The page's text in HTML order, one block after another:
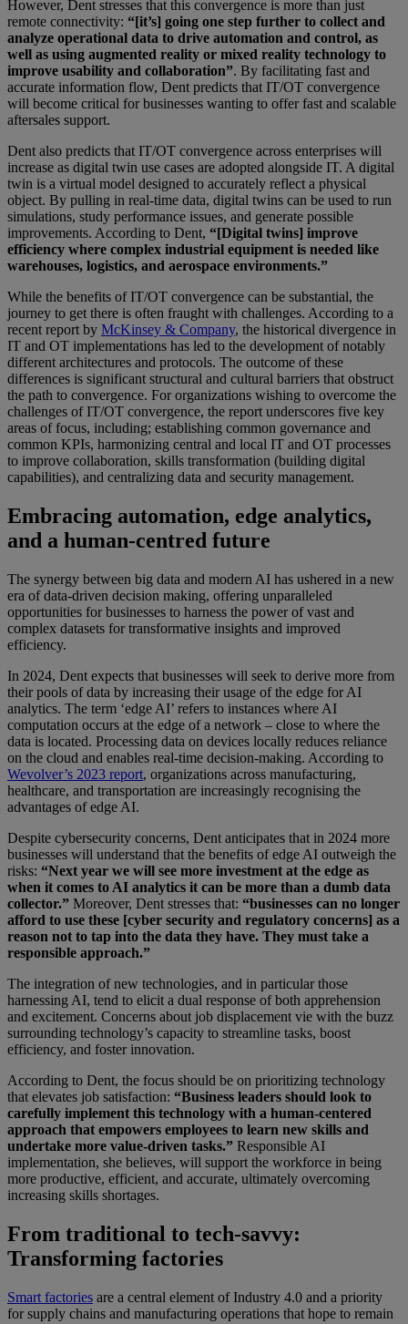
However, Dent stresses that this convergence is more than just
remote connectivity: “[it’s] going one step further to collect and
analyze operational data to drive automation and control, as
well as using augmented reality or mixed reality technology to
improve usability and collaboration”. By facilitating fast and
accurate information flow, Dent predicts that IT/OT convergence
will become critical for businesses wanting to offer fast and scalable
aftersales support.
Dent also predicts that IT/OT convergence across enterprises will
increase as digital twin use cases are adopted alongside IT. A digital
twin is a virtual model designed to accurately reflect a physical
object. By pulling in real-time data, digital twins can be used to run
simulations, study performance issues, and generate possible
improvements. According to Dent, “[Digital twins] improve
efficiency where complex industrial equipment is needed like
warehouses, logistics, and aerospace environments.”
While the benefits of IT/OT convergence can be substantial, the
journey to get there is often fraught with challenges. According to a
recent report by McKinsey & Company, the historical divergence in
IT and OT implementations has led to the development of notably
different architectures and protocols. The outcome of these
differences is significant structural and cultural barriers that obstruct
the path to convergence. For organizations wishing to overcome the
challenges of IT/OT convergence, the report underscores five key
areas of focus, including; establishing common governance and
common KPIs, harmonizing central and local IT and OT processes
to improve collaboration, skills transformation (building digital
capabilities), and centralizing data and security management.
Embracing automation, edge analytics,
and a human-centred future
The synergy between big data and modern AI has ushered in a new
era of data-driven decision making, offering unparalleled
opportunities for businesses to harness the power of vast and
complex datasets for transformative insights and improved
efficiency.
In 2024, Dent expects that businesses will seek to derive more from
their pools of data by increasing their usage of the edge for AI
analytics. The term ‘edge AI’ refers to instances where AI
computation occurs at the edge of a network – close to where the
data is located. Processing data on devices locally reduces reliance
on the cloud and enables real-time decision-making. According to
Wevolver’s 2023 report, organizations across manufacturing,
healthcare, and transportation are increasingly recognising the
advantages of edge AI.
Despite cybersecurity concerns, Dent anticipates that in 2024 more
businesses will understand that the benefits of edge AI outweigh the
risks: “Next year we will see more investment at the edge as
when it comes to AI analytics it can be more than a dumb data
collector.” Moreover, Dent stresses that: “businesses can no longer
afford to use these [cyber security and regulatory concerns] as a
reason not to tap into the data they have. They must take a
responsible approach.”
The integration of new technologies, and in particular those
harnessing AI, tend to elicit a dual response of both apprehension
and excitement. Concerns about job displacement vie with the buzz
surrounding technology’s capacity to streamline tasks, boost
efficiency, and foster innovation.
According to Dent, the focus should be on prioritizing technology
that elevates job satisfaction: “Business leaders should look to
carefully implement this technology with a human-centered
approach that empowers employees to learn new skills and
undertake more value-driven tasks.” Responsible AI
implementation, she believes, will support the workforce in being
more productive, efficient, and accurate, ultimately overcoming
increasing skills shortages.
From traditional to tech-savvy:
Transforming factories
Smart factories are a central element of Industry 4.0 and a priority
for supply chains and manufacturing operations that hope to remain